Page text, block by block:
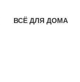
ВСЁ ДЛЯ ДОМА